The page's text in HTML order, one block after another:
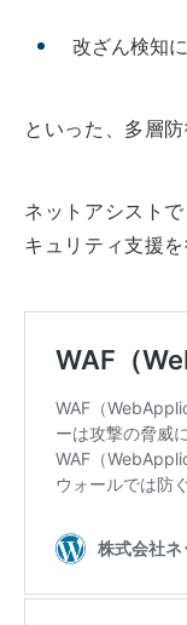
改ざん検知
といった、多層
ネットアシスト
キュリティ支援を